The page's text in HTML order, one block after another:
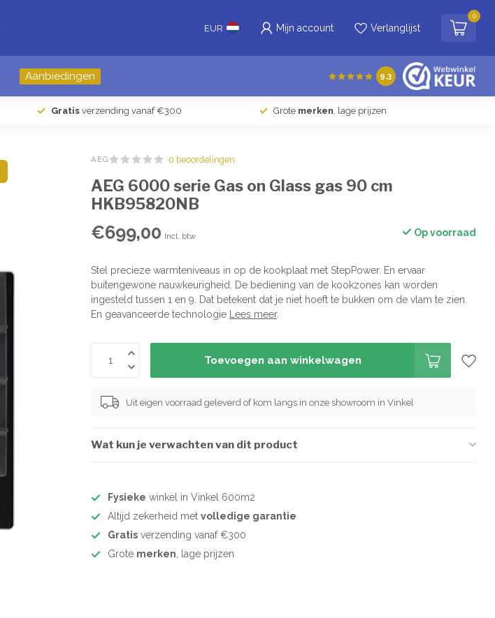
EUR Mijn account Verlanglijst
0
Aanbiedingen 9.3
Gratisverzending vanaf €300 Grote merken, lage prijzen
AEG 0 beoordelingen
AEG 6000 serie Gas on Glass gas 90 cm
HKB95820NB
€699,00 Incl. btw Op voorraad
Stel precieze warmteniveaus in op de kookplaat met StepPower. En ervaar
buitengewone nauwkeurigheid. De bediening van de kookzones kan worden
ingesteld tussen 1 en 9. Dat betekent dat je niet hoeft te bukken om de vlam te zien.
En geavanceerde technologie
Lees meer.
Toevoegen aan winkelwagen
Uit eigen voorraad geleverd of kom langs in onze showroom in Vinkel
Wat kun je verwachten van dit product
Fysieke winkel in Vinkel 600m2
Altijd zekerheid metvolledige garantie
Gratis verzending vanaf €300
Grote merken , lage prijzen